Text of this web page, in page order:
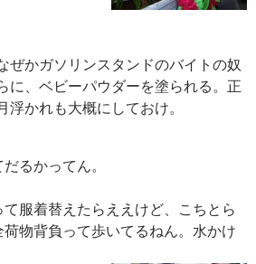
ぜかガソリンスタンドのバイトの奴
に、ベビーパウダーを塗られる。正
浮かれも大概にしておけ。
るかってん。
服着替えたらええけど、こちとら
物背負って歩いてるねん。水かけ